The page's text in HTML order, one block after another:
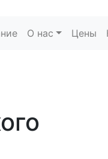
О нас Цены